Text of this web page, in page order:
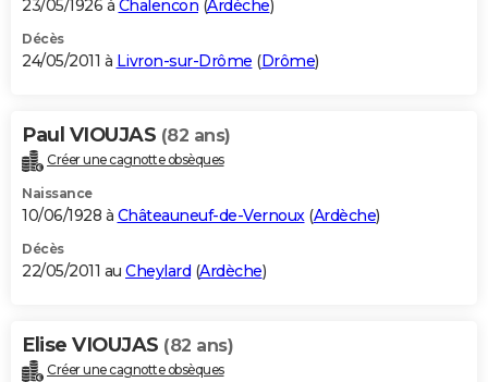
23/05/1926 à Chalencon (Ardèche)
Décès
24/05/2011 à Livron-sur-Drôme (Drôme)
Paul VIOUJAS (82 ans)
Créer une cagnotte obsèques
Naissance
10/06/1928 à Châteauneuf-de-Vernoux(Ardèche)
Décès
22/05/2011 au Cheylard (Ardèche)
Elise VIOUJAS (82 ans)
Créer une cagnotte obsèques